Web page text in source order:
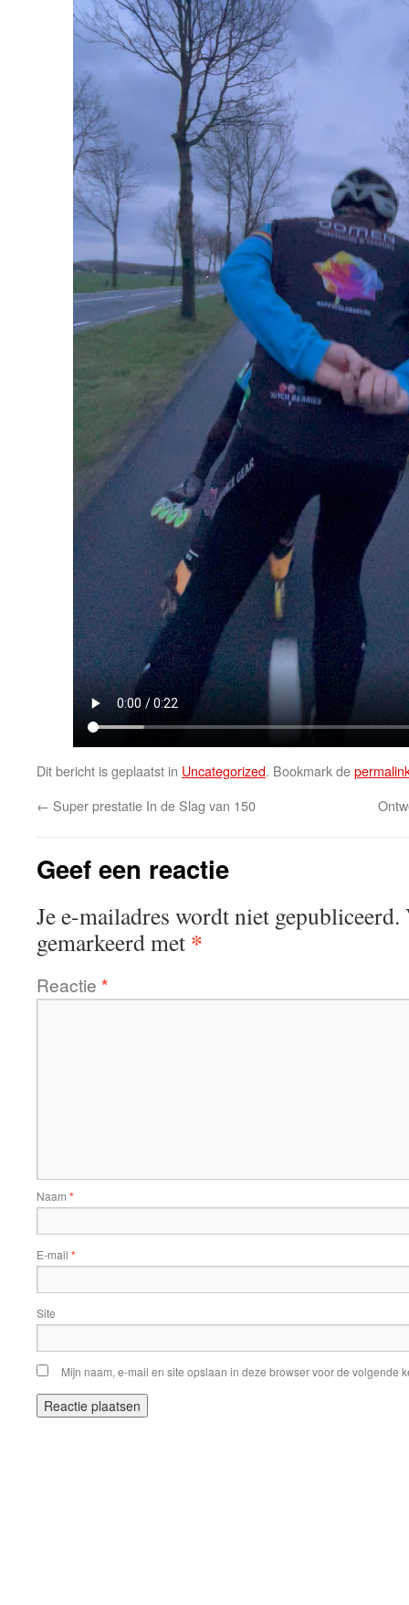
Dit bericht is geplaatst in Uncategorized. Bookmark de
← Super prestatie In de Slag van 150
Geef een reactie
Je e-mailadres wordt niet gepubliceerd.
gemarkeerd met *
Reactie *
Naam *
E-mail *
Site
Mijn naam, e-mail en site opslaan in deze browser voor de volgende